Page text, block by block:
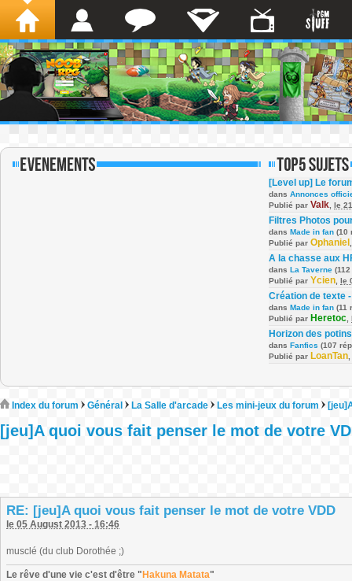
[Level up] Le
dans Annonces
Publié par Valk le
Filtres Photos
dans Made in fan (10
Publié par Ophaniel
A la chasse aux
dans La Taverne
Publié par Ycien le
Création de texte
dans Made in fan (11
Publié par Heretoc
Horizon des potins
dans Fanfics (107
Publié par LoanTan
Index du forum Général La Salle d'arcade Les mini-jeux du forum
[jeu]A quoi vous fait penser le mot de votre
RE: [jeu]A quoi vous fait penser le mot de votre VDD
le 05 August 2013 - 16:46
musclé (du club Dorothée ;)
Le rêve d'une vie c'est d'être " Hakuna Matata"